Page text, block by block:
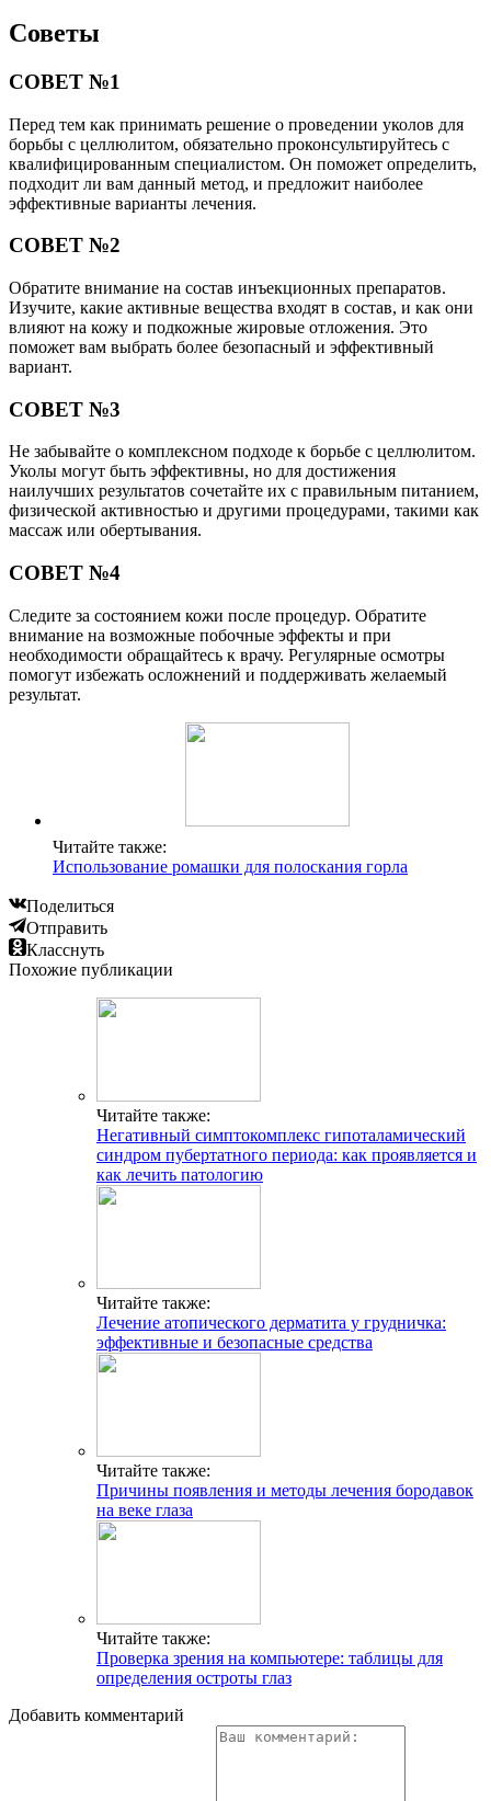
Советы
СОВЕТ №1
Перед тем как принимать решение о проведении уколов для
борьбы с целлюлитом, обязательно проконсультируйтесь с
квалифицированным специалистом. Он поможет определить,
подходит ли вам данный метод, и предложит наиболее
эффективные варианты лечения.
СОВЕТ №2
Обратите внимание на состав инъекционных препаратов.
Изучите, какие активные вещества входят в состав, и как они
влияют на кожу и подкожные жировые отложения. Это
поможет вам выбрать более безопасный и эффективный
вариант.
СОВЕТ №3
Не забывайте о комплексном подходе к борьбе с целлюлитом.
Уколы могут быть эффективны, но для достижения
наилучших результатов сочетайте их с правильным питанием,
физической активностью и другими процедурами, такими как
массаж или обертывания.
СОВЕТ №4
Следите за состоянием кожи после процедур. Обратите
внимание на возможные побочные эффекты и при
необходимости обращайтесь к врачу. Регулярные осмотры
помогут избежать осложнений и поддерживать желаемый
результат.
Читайте также:
Использование ромашки для полоскания горла
Поделиться
Отправить
Класснуть
Похожие публикации
Читайте также:
Негативный симптокомплекс гипоталамический
синдром пубертатного периода: как проявляется и
как лечить патологию
Читайте также:
Лечение атопического дерматита у грудничка:
эффективные и безопасные средства
Читайте также:
Причины появления и методы лечения бородавок
на веке глаза
Читайте также:
Проверка зрения на компьютере: таблицы для
определения остроты глаз
Добавить комментарий